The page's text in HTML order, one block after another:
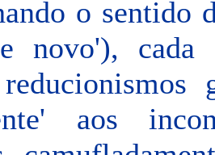
o sentido
novo'), cada
aos